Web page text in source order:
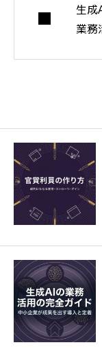
生成
業務
す導
定着